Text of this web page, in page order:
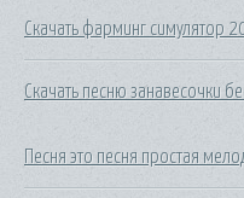
Скачать фарминг симулятор
Скачать песню занавесочки
Песня это песня простая